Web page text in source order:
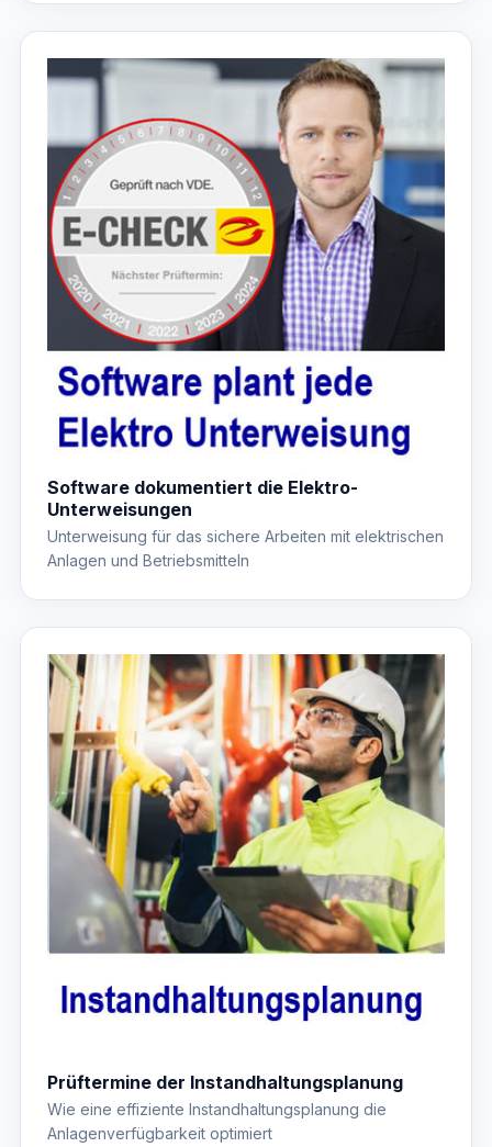
Software dokumentiert die Elektro-
Unterweisungen
Unterweisung für das sichere Arbeiten mit elektrischen
Anlagen und Betriebsmitteln
Prüftermine der Instandhaltungsplanung
Wie eine effiziente Instandhaltungsplanung die
Anlagenverfügbarkeit optimiert